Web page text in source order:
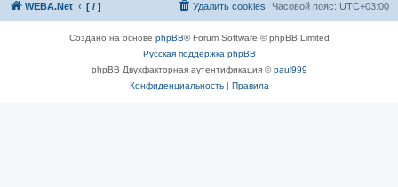
WEBA.Net [ / ] Часовой пояс: UTC+03:00
Удалить cookies
Создано на основе phpBB® Forum Software © phpBB Limited
Русская поддержка phpBB
phpBB Двухфакторная аутентификация ©paul999
Конфиденциальность| Правила